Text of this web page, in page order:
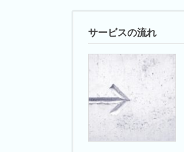
サービスの流れ